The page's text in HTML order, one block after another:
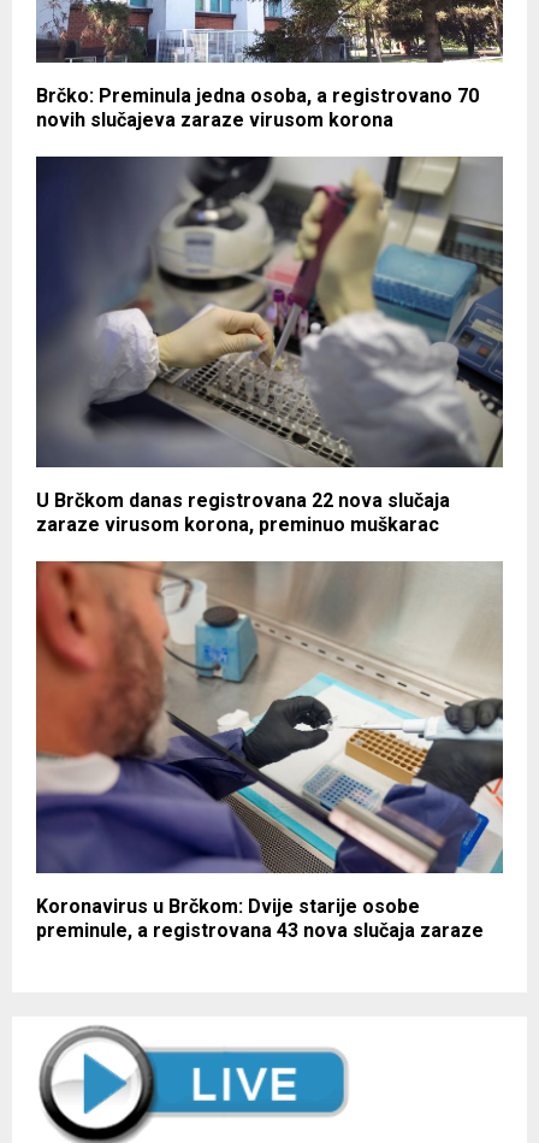
Brčko: Preminula jedna osoba, a registrovano 70
novih slučajeva zaraze virusom korona
U Brčkom danas registrovana 22 nova slučaja
zaraze virusom korona, preminuo muškarac
Koronavirus u Brčkom: Dvije starije osobe
preminule, a registrovana 43 nova slučaja zaraze